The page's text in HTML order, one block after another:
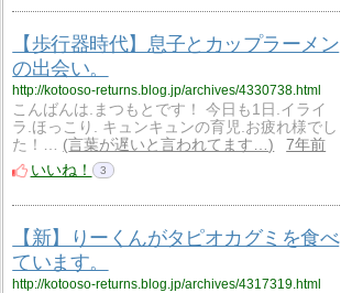
【歩行器時代】息子とカップラーメン
の出会い。
http://kotooso-returns.blog.jp/archives/4330738.html
こんばんは.まつもとです！ 今日も1日.イライ
ラ.ほっこり. キュンキュンの育児.お疲れ様でし
た！…
言葉が遅いと言われてます…
7年前
いいね！
3
【新】りーくんがタピオカグミを食べ
ています。
http://kotooso-returns.blog.jp/archives/4317319.html